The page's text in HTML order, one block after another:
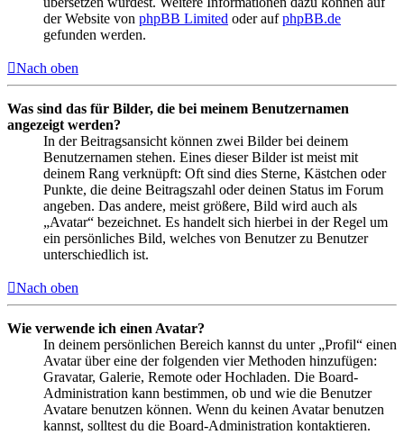
der Website von phpBB Limited oder aufphpBB.de
gefunden werden.
Nach oben
Was sind das für Bilder, die bei meinem Benutzernamen
angezeigt werden?
In der Beitragsansicht können zwei Bilder bei deinem
Benutzernamen stehen. Eines dieser Bilder ist meist mit
deinem Rang verknüpft: Oft sind dies Sterne, Kästchen oder
Punkte, die deine Beitragszahl oder deinen Status im Forum
angeben. Das andere, meist größere, Bild wird auch als
„Avatar“ bezeichnet. Es handelt sich hierbei in der Regel um
ein persönliches Bild, welches von Benutzer zu Benutzer
unterschiedlich ist.
Nach oben
Wie verwende ich einen Avatar?
In deinem persönlichen Bereich kannst du unter „Profil“ einen
Avatar über eine der folgenden vier Methoden hinzufügen:
Gravatar, Galerie, Remote oder Hochladen. Die Board-
Administration kann bestimmen, ob und wie die Benutzer
Avatare benutzen können. Wenn du keinen Avatar benutzen
kannst, solltest du die Board-Administration kontaktieren.